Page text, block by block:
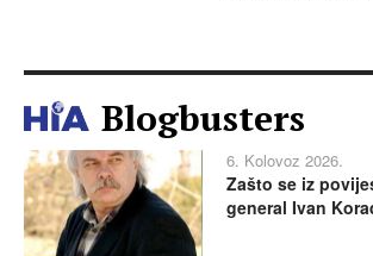
Blogbusters
6. Kolovoz 2026.
Zašto se iz
general Ivan